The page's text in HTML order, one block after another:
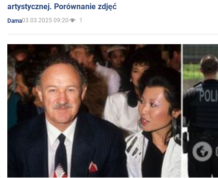
artystycznej. Porównanie zdjęć
Dama03.03.2025 09:20 1